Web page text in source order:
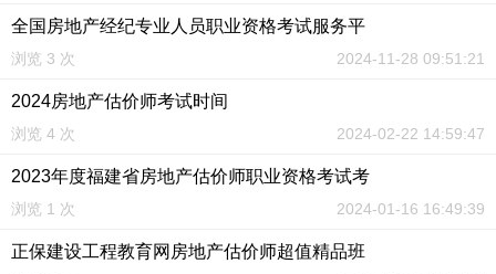
全国房地产经纪专业人员职业资格考试服务平
浏览 3 次 2024-11-28 09:51:21
2024房地产估价师考试时间
浏览 4 次 2024-02-22 14:59:47
2023年度福建省房地产估价师职业资格考试考
浏览 1 次 2024-01-16 16:49:39
正保建设工程教育网房地产估价师超值精品班